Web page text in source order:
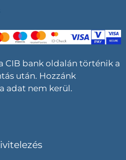
CIB bank oldalán történik a
után. Hozzánk
adat nem kerül.